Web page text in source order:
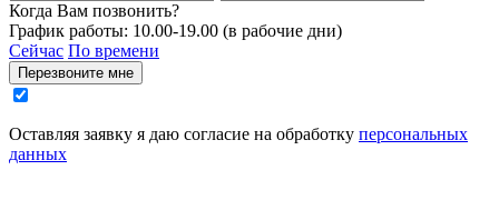
Когда Вам позвонить?
График работы: 10.00-19.00 (в рабочие дни)
Сейчас По времени
Перезвоните мне
Оставляя заявку я даю согласие на обработку персональных
данных